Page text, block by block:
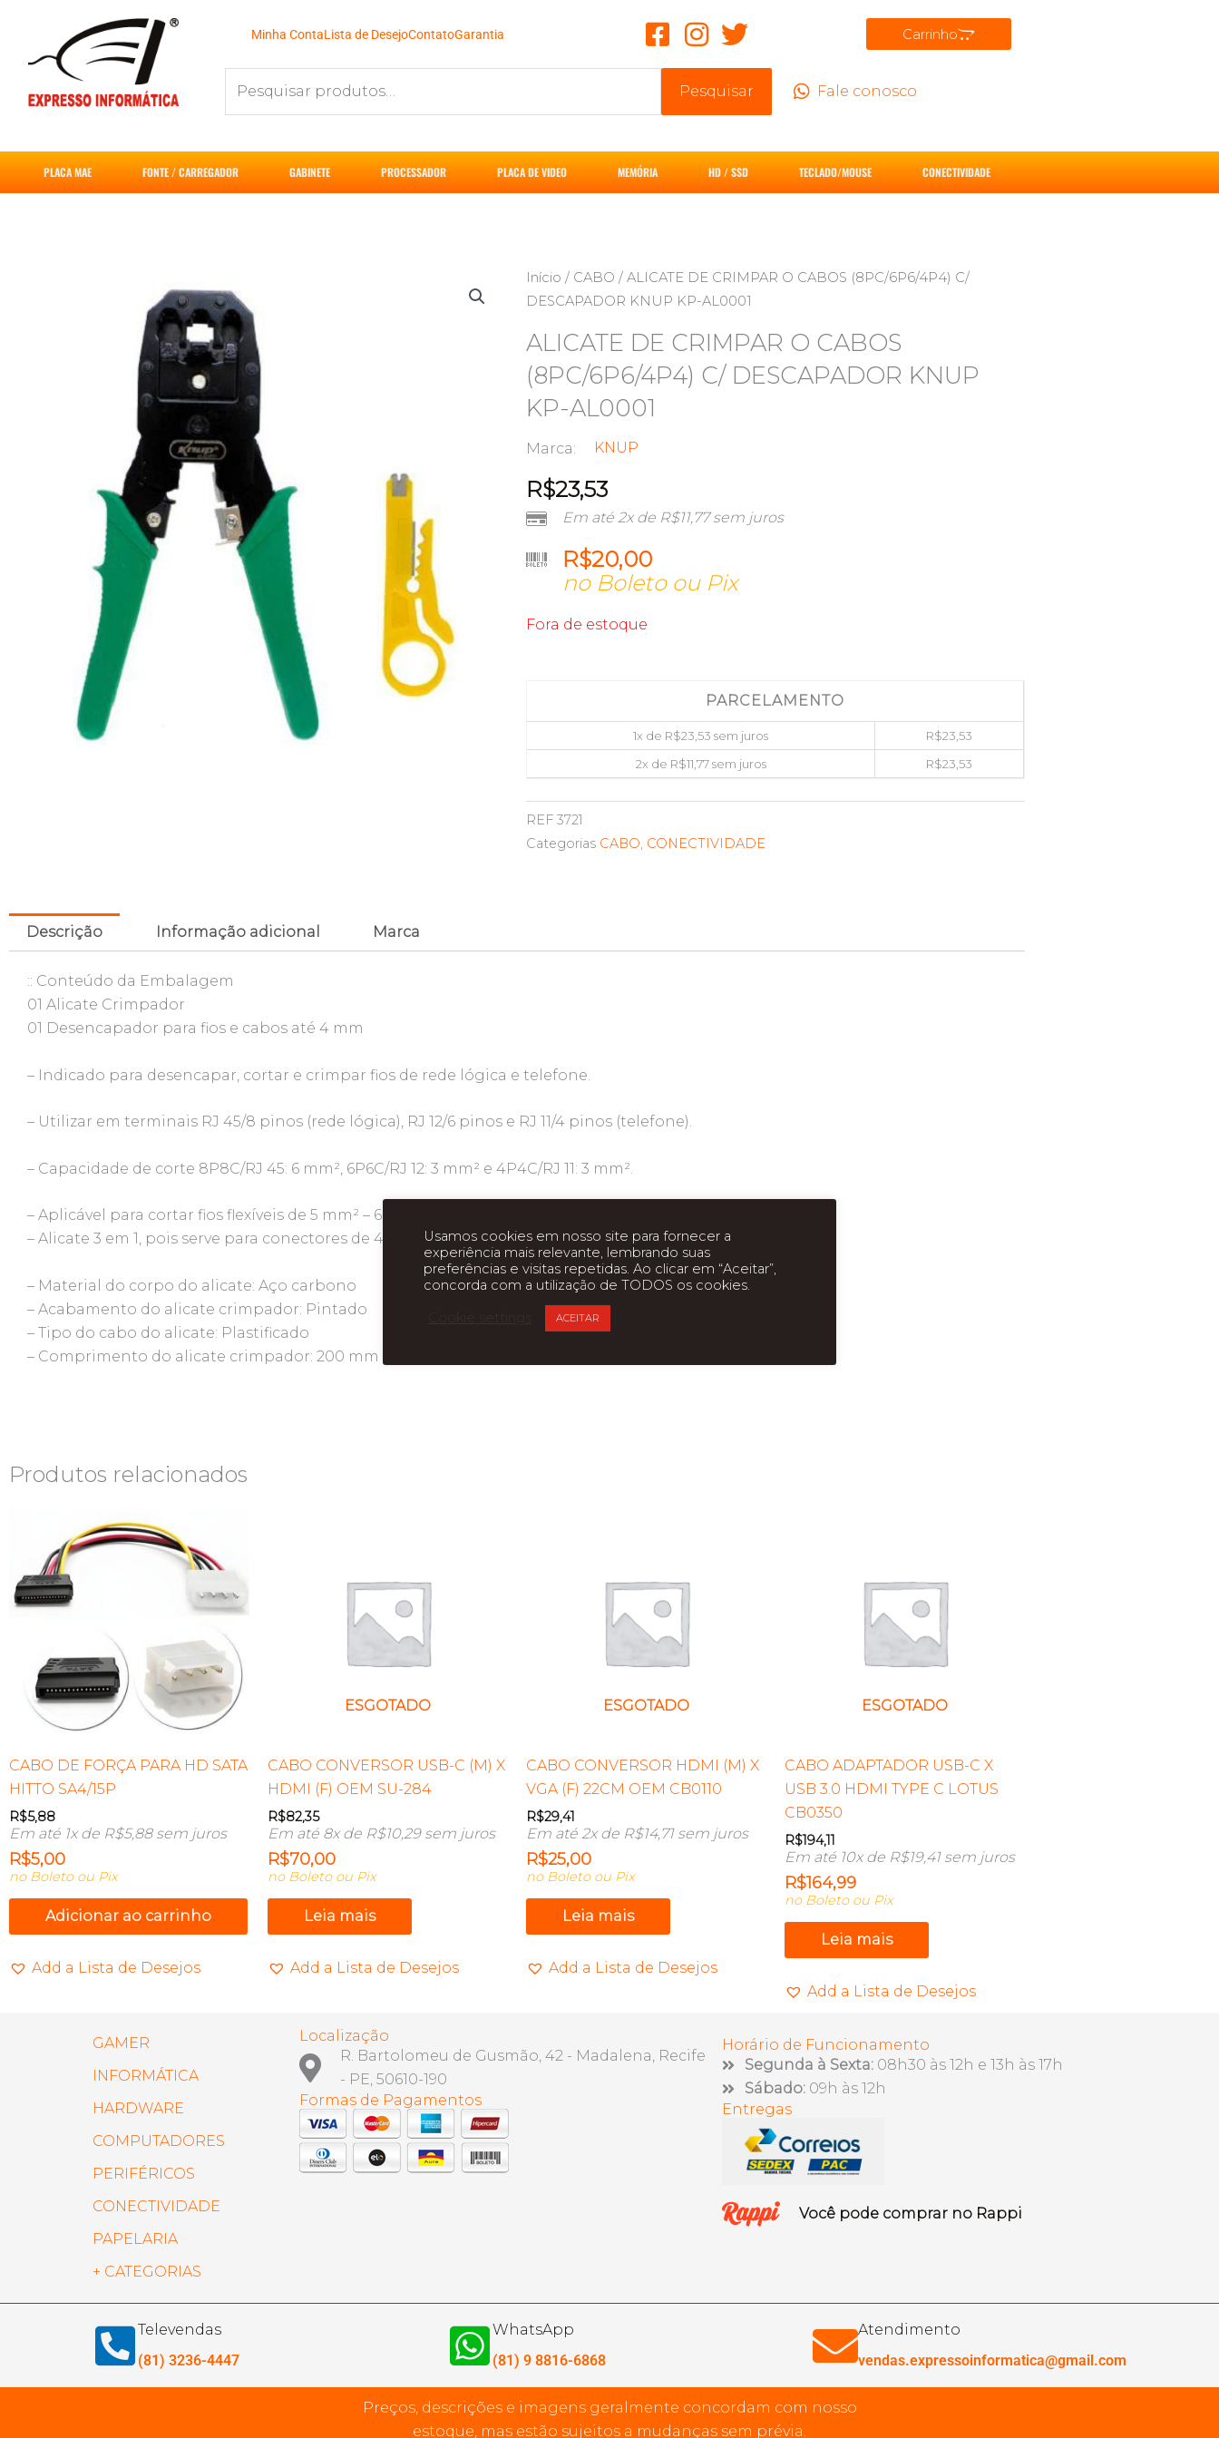
conteúdo
Minha ContaLista de DesejoContatoGarantia Carrinho
por:
Pesquisar Fale conosco
PLACA MAE FONTE / CARREGADOR GABINETE PROCESSADOR PLACA DE VIDEO MEMÓRIA HD / SSD TECLADO/MOUSE CONECTIVIDADE
Início / CABO / ALICATE DE CRIMPAR O CABOS (8PC/6P6/4P4) C/
DESCAPADOR KNUP KP-AL0001
ALICATE DE CRIMPAR O CABOS
(8PC/6P6/4P4) C/ DESCAPADOR KNUP
KP-AL0001
Marca: KNUP
R$23,53
Em até 2x de R$11,77sem juros
R$20,00
no Boleto ou Pix
Fora de estoque
PARCELAMENTO
1x de R$23,53 sem juros R$23,53
2x de R$11,77sem juros R$23,53
REF 3721
Categorias CABO, CONECTIVIDADE
Descrição Informação adicional Marca
:: Conteúdo da Embalagem
01 Alicate Crimpador
01 Desencapador para fios e cabos até 4 mm
– Indicado para desencapar, cortar e crimpar fios de rede lógica e telefone.
– Utilizar em terminais RJ 45/8 pinos (rede lógica), RJ 12/6 pinos e RJ 11/4 pinos (telefone).
– Capacidade de corte 8P8C/RJ 45: 6 mm², 6P6C/RJ 12: 3 mm² e 4P4C/RJ 11: 3 mm².
– Aplicável para cortar fios flexíveis de 5 mm² – 6,2 mm².
– Alicate 3 em 1, pois serve para conectores de 4, 6 e 8 pinos.
– Material do corpo do alicate: Aço carbono
– Acabamento do alicate crimpador: Pintado
– Tipo do cabo do alicate: Plastificado
– Comprimento do alicate crimpador: 200 mm
Produtos relacionados
CABO DE FORÇA PARA HD SATA
HITTO SA4/15P
R$5,88
Em até 1x de R$5,88sem juros
R$5,00
no Boleto ou Pix
Adicionar ao carrinho
Add a Lista de Desejos
ESGOTADO
CABO CONVERSOR USB-C (M) X
HDMI (F) OEM SU-284
R$82,35
Em até 8x de R$10,29sem juros
R$70,00
no Boleto ou Pix
Leia mais
Add a Lista de Desejos
ESGOTADO
CABO CONVERSOR HDMI (M) X
VGA (F) 22CM OEM CB0110
R$29,41
Em até 2x de R$14,71sem juros
R$25,00
no Boleto ou Pix
Leia mais
Add a Lista de Desejos
ESGOTADO
CABO ADAPTADOR USB-C X
USB 3.0 HDMI TYPE C LOTUS
CB0350
R$194,11
Em até 10x de R$19,41sem juros
R$164,99
no Boleto ou Pix
Leia mais
Add a Lista de Desejos
GAMER
INFORMÁTICA
HARDWARE
COMPUTADORES
PERIFÉRICOS
CONECTIVIDADE
PAPELARIA
+ CATEGORIAS
Localização
R. Bartolomeu de Gusmão, 42 - Madalena, Recife
- PE, 50610-190
Formas de Pagamentos
Horário de Funcionamento
Segunda à Sexta: 08h30 às 12h e 13h às 17h
Sábado: 09h às 12h
Entregas
Você pode comprar no Rappi
Televendas
(81) 3236-4447
WhatsApp
(81) 9 8816-6868
Atendimento
vendas.expressoinformatica@gmail.com
Preços, descrições e imagens geralmente concordam com nosso
estoque, mas estão sujeitos a mudanças sem prévia.
Usamos cookies em nosso site para fornecer a
experiência mais relevante, lembrando suas
preferências e visitas repetidas. Ao clicar em “Aceitar”,
concorda com a utilização de TODOS os cookies.
ACEITAR